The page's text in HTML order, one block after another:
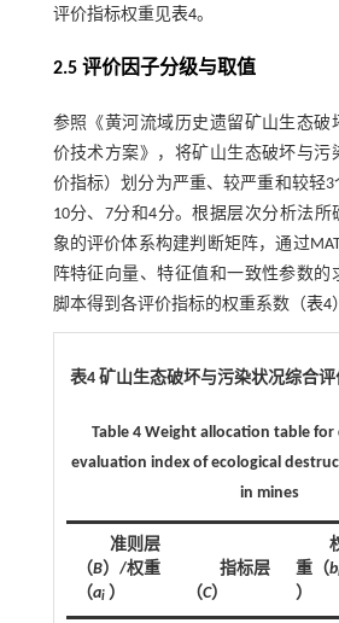
评价指标权重见表4。
2.5 评价因子分级与取值
参照《黄河流域历史遗留矿山生态破
价技术方案》，将矿山生态破坏与污
价指标）划分为严重、较严重和较轻
10分、7分和4分。根据层次分析法
象的评价体系构建判断矩阵，通过
阵特征向量、特征值和一致性参数的
脚本得到各评价指标的权重系数（表4
表4 矿山生态破坏与污染状况综合
Table 4 Weight allocation table
evaluation index of ecological
in mines
准则层
（B）/权重
（ai）
指标层
（C）
重（b
）